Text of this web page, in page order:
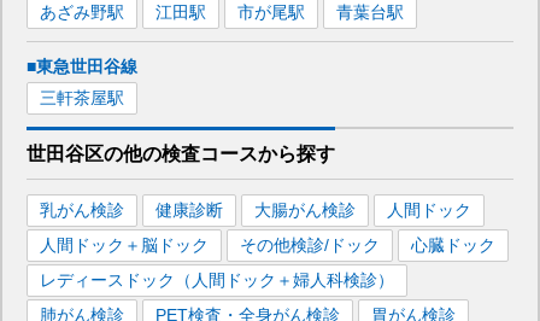
あざみ野駅 江田駅 市が尾駅 青葉台駅
■東急世田谷線
三軒茶屋駅
世田谷区の他の検査コースから探す
乳がん検診 健康診断 大腸がん検診
人間ドック
人間ドック＋脳ドック
その他検診/ドック
心臓ドック
レディースドック（人間ドック＋婦人科検診）
肺がん検診
PET検査・全身がん検診
胃がん検診